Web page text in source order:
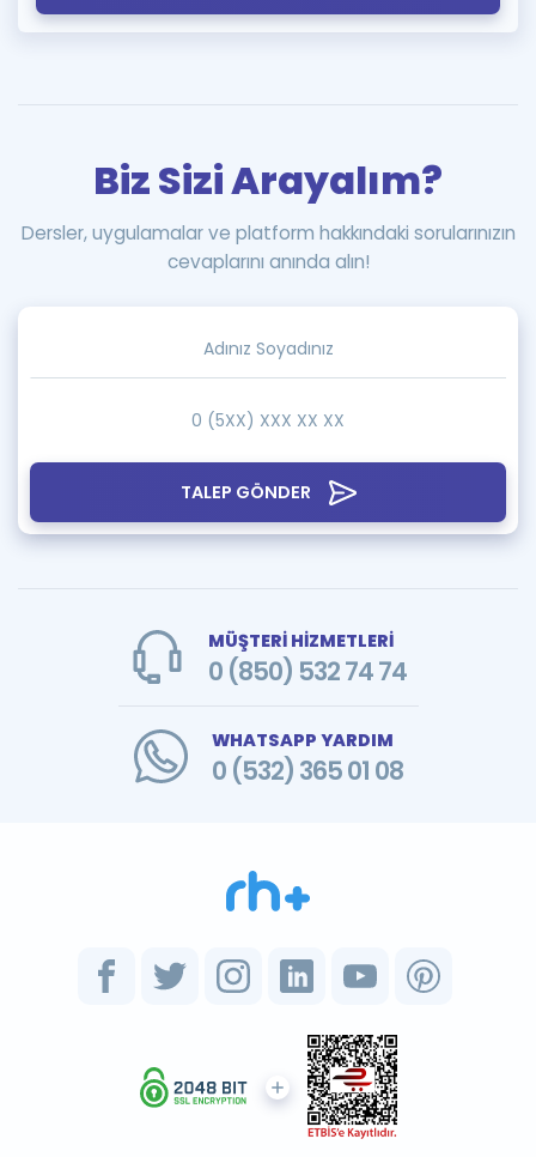
TALEP GÖNDER
Biz Sizi Arayalım?
Dersler, uygulamalar ve platform hakkındaki sorularınızın
cevaplarını anında alın!
MÜŞTERİ HİZMETLERİ
0 (850) 532 74 74
WHATSAPP YARDIM
0 (532) 365 01 08